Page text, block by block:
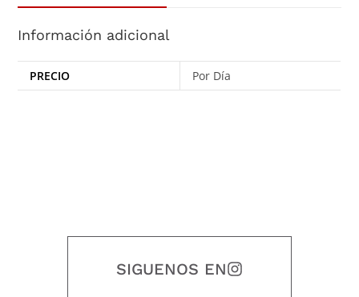
Información adicional
PRECIO Por Día
SIGUENOS EN